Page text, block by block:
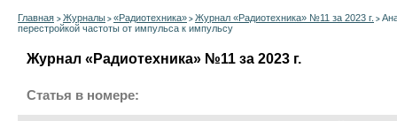
Главная > Журналы > «Радиотехника» > Журнал «Радиотехника» №11 за 2023 г. >
перестройкой частоты от импульса к импульсу
Журнал «Радиотехника» №11 за 2023 г.
Статья в номере: